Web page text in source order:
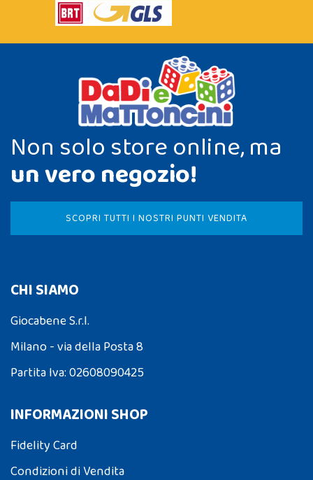
Non solo store online, ma
un vero negozio!
SCOPRI TUTTI I NOSTRI PUNTI VENDITA
CHI SIAMO
Giocabene S.r.l.
Milano - via della Posta 8
Partita Iva: 02608090425
INFORMAZIONI SHOP
Fidelity Card
Condizioni di Vendita